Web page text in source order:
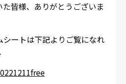
皆様、ありがとうございま
ートは下記よりご覧になれ